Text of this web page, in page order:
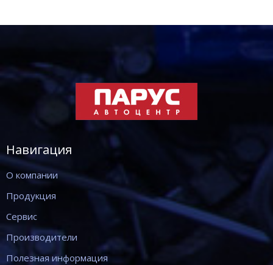
Навигация
О компании
Продукция
Сервис
Производители
Полезная информация